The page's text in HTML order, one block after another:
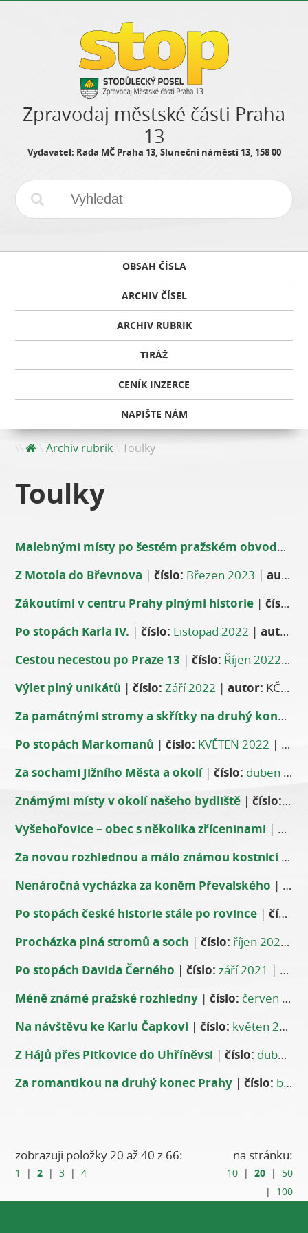
Zpravodaj městské části Praha
13
Vydavatel: Rada MČ Praha 13, Sluneční náměstí 13, 158 00
OBSAH ČÍSLA
ARCHIV ČÍSEL
ARCHIV RUBRIK
TIRÁŽ
CENÍK INZERCE
NAPIŠTE NÁM
Archiv rubrik Toulky
Toulky
Malebnými místy po šestém pražském obvodu|
Z Motola do Břevnova |číslo: Březen 2023 |autor:
Zákoutími v centru Prahy plnými historie |číslo:
Po stopách Karla IV. |číslo: Listopad 2022 |autor:
Cestou necestou po Praze 13 |číslo: Říjen 2022|
Výlet plný unikátů |číslo: Září 2022 |autor: KČT, odbor Praha – Karlov, oddíl TurBan, Marta Kravčíková
Za památnými stromy a skřítky na druhý konec Prahy
Po stopách Markomanů |číslo: KVĚTEN 2022 |
Za sochami Jižního Města a okolí|číslo: duben 2022
Známými místy v okolí našeho bydliště |číslo:
Vyšehořovice – obec s několika zříceninami | číslo:
Za novou rozhlednou a málo známou kostnicí|
Nenáročná vycházka za koněm Převalského |
Po stopách české historie stále po rovince |číslo:
Procházka plná stromů a soch |číslo: říjen 2021 |
Po stopách Davida Černého |číslo: září 2021 |
Méně známé pražské rozhledny |číslo: červen 2021
Na návštěvu ke Karlu Čapkovi |číslo: květen 2021
Z Hájů přes Pitkovice do Uhříněvsi |číslo: duben 2021
Za romantikou na druhý konec Prahy |číslo: březen 2021
zobrazuji položky 20 až 40 z 66:
1 |2 |3 |4
na stránku:
10| 20| 50
| 100